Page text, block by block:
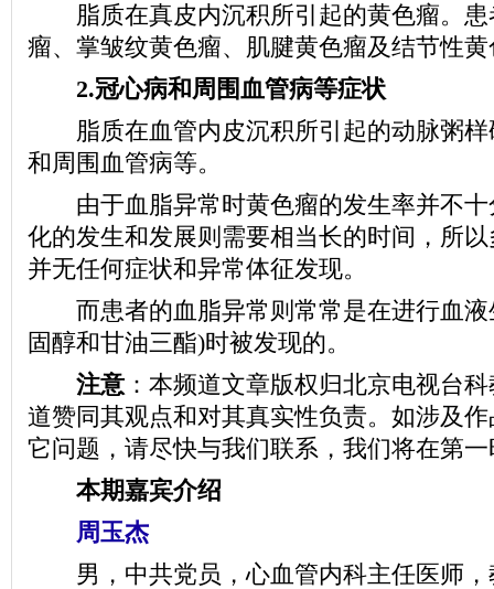
脂质在真皮内沉积所引起的黄色瘤。患
瘤、掌皱纹黄色瘤、肌腱黄色瘤及结节性
2.冠心病和周围血管病等症状
脂质在血管内皮沉积所引起的动脉粥样
和周围血管病等。
由于血脂异常时黄色瘤的发生率并不十
化的发生和发展则需要相当长的时间，所
并无任何症状和异常体征发现。
而患者的血脂异常则常常是在进行血液
固醇和甘油三酯)时被发现的。
注意 ：本频道文章版权归北京电视台
道赞同其观点和对其真实性负责。如涉及
它问题，请尽快与我们联系，我们将在第
本期嘉宾介绍
周玉杰
男，中共党员，心血管内科主任医师，